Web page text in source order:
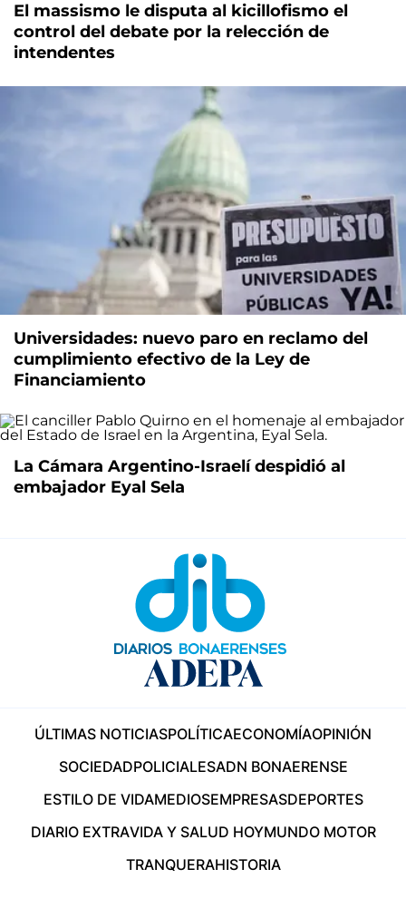
El massismo le disputa al kicillofismo el
control del debate por la relección de
intendentes
Universidades: nuevo paro en reclamo del
cumplimiento efectivo de la Ley de
Financiamiento
La Cámara Argentino-Israelí despidió al
embajador Eyal Sela
ÚLTIMAS NOTICIASPOLÍTICAECONOMÍAOPINIÓN
SOCIEDADPOLICIALESADN BONAERENSE
ESTILO DE VIDAMEDIOSEMPRESASDEPORTES
DIARIO EXTRAVIDA Y SALUD HOYMUNDO MOTOR
TRANQUERAHISTORIA